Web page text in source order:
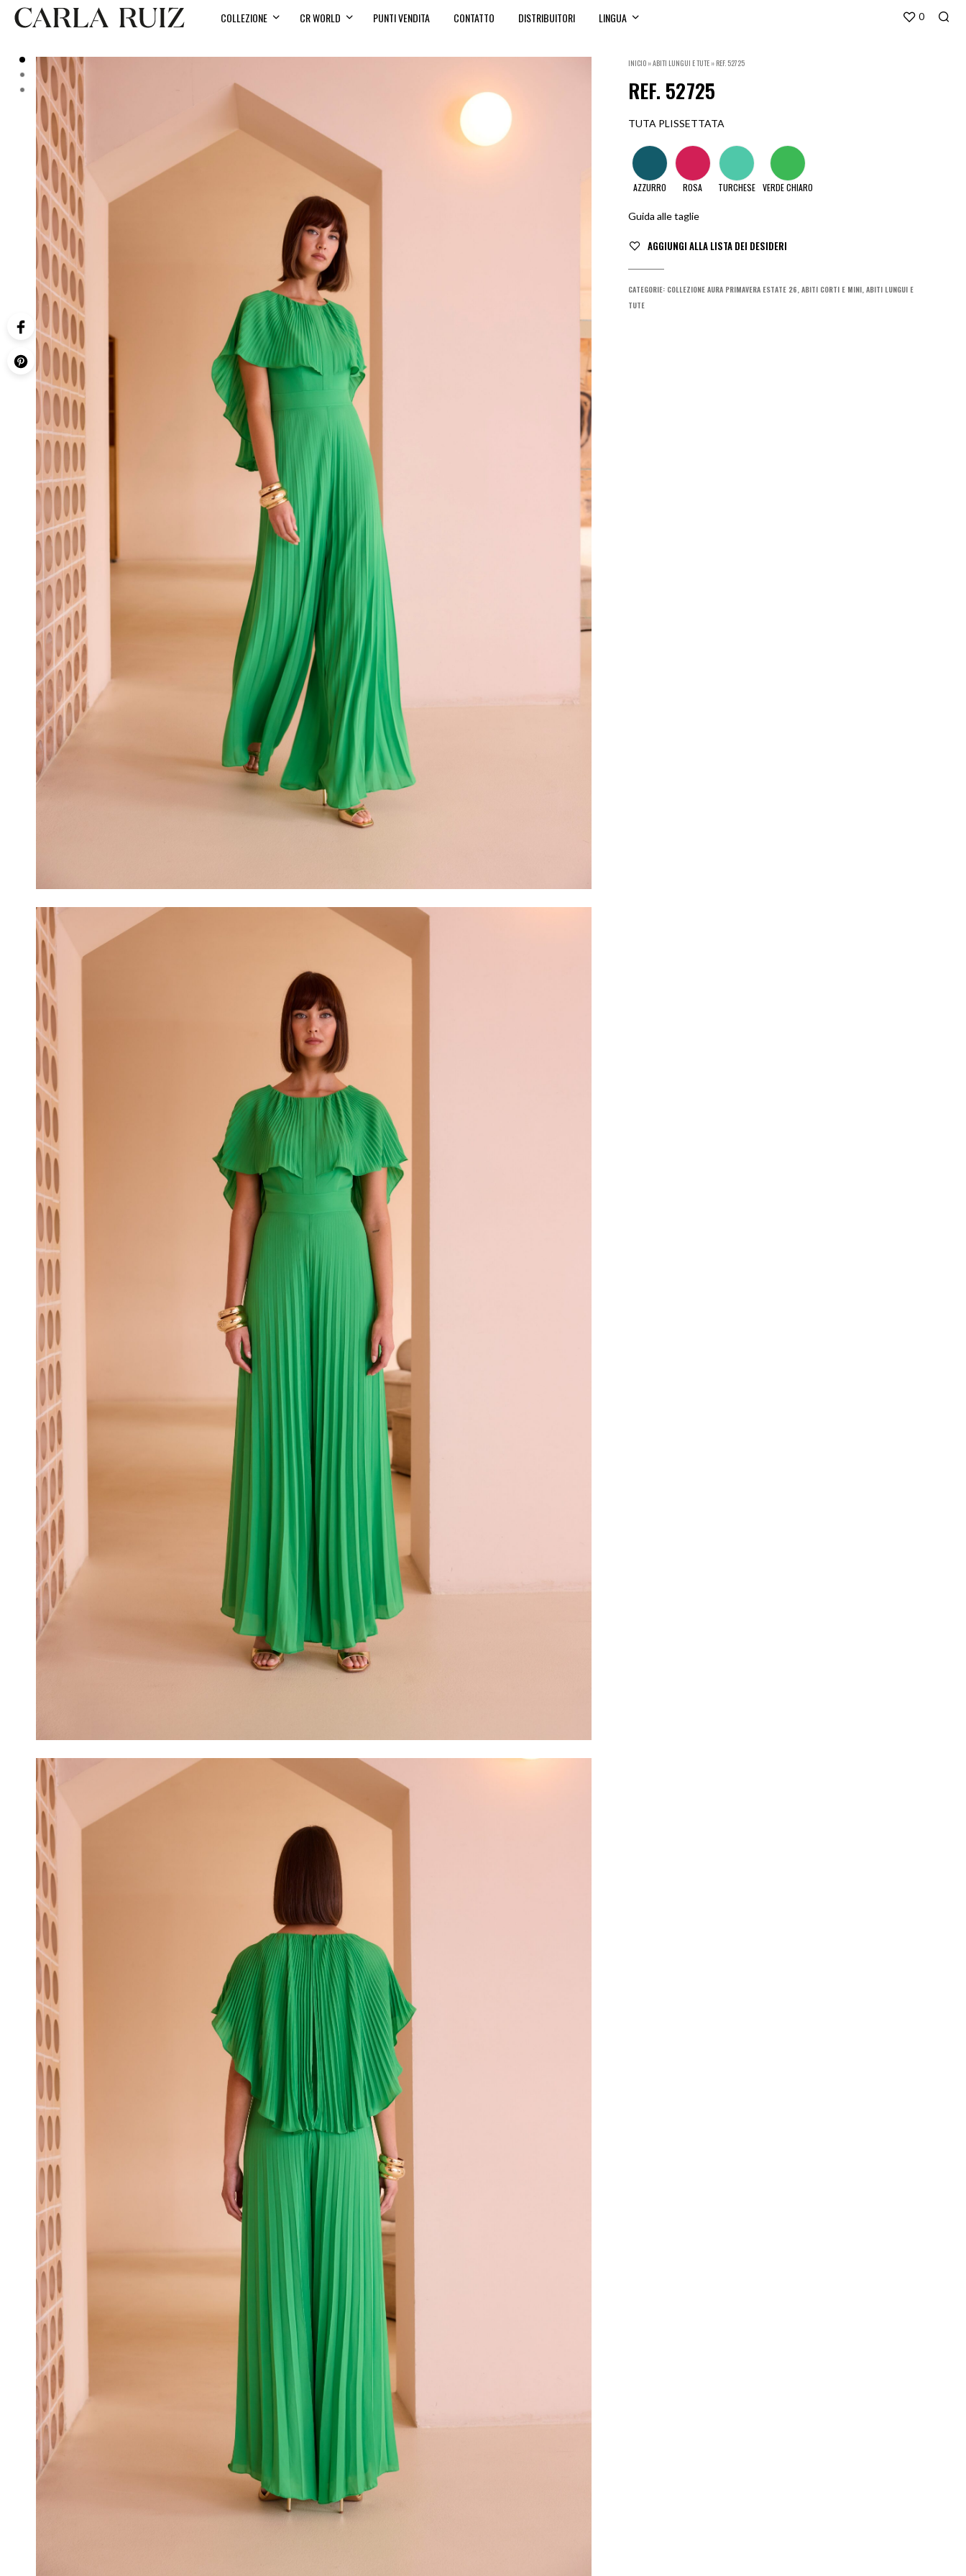
COLLEZIONE CR WORLD PUNTI VENDITA CONTATTO DISTRIBUITORI LINGUA 0
INICIO»ABITI LUNGUI E TUTE» REF. 52725
REF. 52725
TUTA PLISSETTATA
AZZURRO ROSA TURCHESE VERDE CHIARO
Guida alle taglie
CATEGORIE: COLLEZIONE AURA PRIMAVERA ESTATE 26 ABITI CORTI E MINI, ABITI LUNGUI E
TUTE